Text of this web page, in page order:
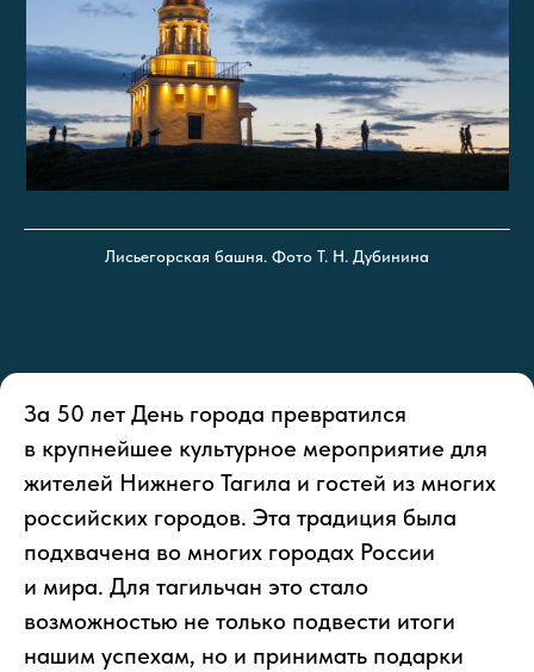
Лисьегорская башня. Фото Т. Н. Дубинина
За 50 лет День города превратился
в крупнейшее культурное мероприятие для
жителей Нижнего Тагила и гостей из многих
российских городов. Эта традиция была
подхвачена во многих городах России
и мира. Для тагильчан это стало
возможностью не только подвести итоги
нашим успехам, но и принимать подарки